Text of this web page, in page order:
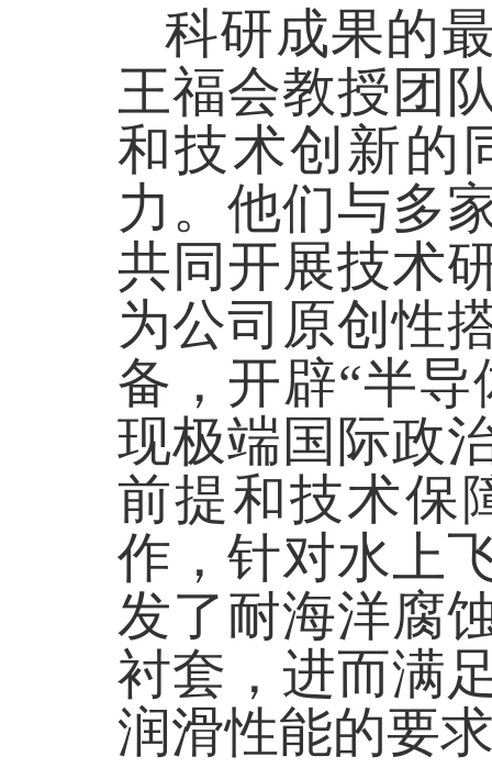
科研成果的
王福会教授团
和技术创新的
力。他们与多
共同开展技术
为公司原创性
备，开辟“半
现极端国际政
前提和技术保
作，针对水上
发了耐海洋腐
衬套，进而满
润滑性能的要